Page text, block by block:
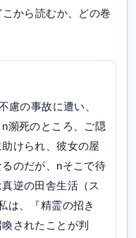
から読むか、どの巻
慮の事故に遭い、
瀕死のところ、ご隠
けられ、彼女の屋
のだが、nそこで待
逆の田舎生活（ス
は、『精霊の招き
されたことが判